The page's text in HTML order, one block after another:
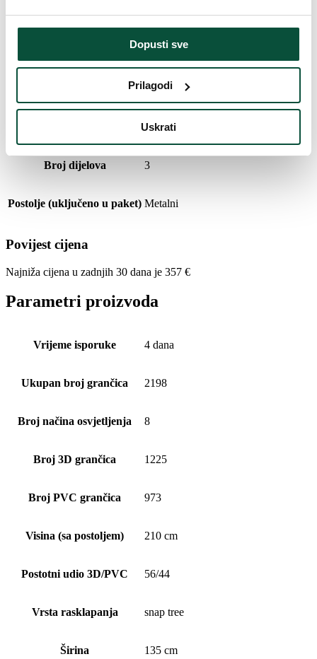
Dopusti sve
Prilagodi
Uskrati
Vrsta iglica 3D (PE) + PVC
20cm
450
Toplo bijela
Broj dijelova 3
Postolje (uključeno u paket) Metalni
Povijest cijena
Najniža cijena u zadnjih 30 dana je 357 €
Parametri proizvoda
Vrijeme isporuke 4 dana
Ukupan broj grančica 2198
Broj načina osvjetljenja 8
Broj 3D grančica 1225
Broj PVC grančica 973
Visina (sa postoljem) 210 cm
Postotni udio 3D/PVC 56/44
Vrsta rasklapanja snap tree
Širina 135 cm